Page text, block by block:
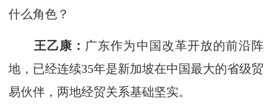
什么角色？
王乙康： 广东作为中国改革开放的前沿阵
地，已经连续35年是新加坡在中国最大的省级贸
易伙伴，两地经贸关系基础坚实。